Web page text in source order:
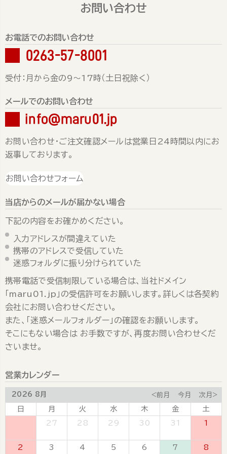
お問い合わせ
お電話でのお問い合わせ
0263-57-8001
受付：月から金の9～17時（土日祝除く）
メールでのお問い合わせ
info@maru01.jp
お問い合わせ・ご注文確認メールは営業日24時間以内にお
返事しております。
お問い合わせフォーム
当店からのメールが届かない場合
下記の内容をお確かめください。
入力アドレスが間違えていた
携帯のアドレスで受信していた
迷惑フォルダに振り分けられていた
携帯電話で受信制限している場合は、当社ドメイン
「maru01.jp」の受信許可をお願いします。詳しくは各契約
会社にお問い合わせください。
また、「迷惑メールフォルダー」の確認をお願いします。
そこにもない場合は お手数ですが、再度お問い合わせくだ
さいませ。
営業カレンダー
2026 8月 <前月 今月 次月>
日 月 火 水 木 金
土
27 28 29 30 31 1
2 3 4 5 6 7 8